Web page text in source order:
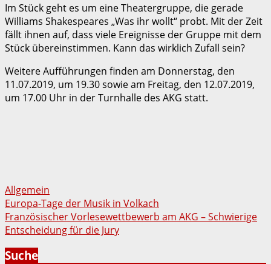
Im Stück geht es um eine Theatergruppe, die gerade
Williams Shakespeares „Was ihr wollt“ probt. Mit der Zeit
fällt ihnen auf, dass viele Ereignisse der Gruppe mit dem
Stück übereinstimmen. Kann das wirklich Zufall sein?
Weitere Aufführungen finden am Donnerstag, den
11.07.2019, um 19.30 sowie am Freitag, den 12.07.2019,
um 17.00 Uhr in der Turnhalle des AKG statt.
Allgemein
Beitragsnavigation
Europa-Tage der Musik in Volkach
Französischer Vorlesewettbewerb am AKG – Schwierige
Entscheidung für die Jury
Suche